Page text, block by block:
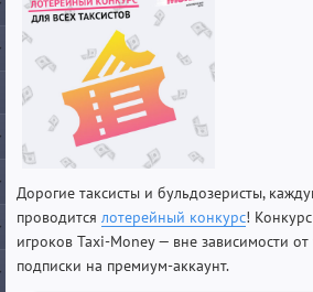
Дорогие таксисты и бульдозеристы,
проводится лотерейный конкурс!
игроков Taxi-Money — вне зависимости
подписки на премиум-аккаунт.